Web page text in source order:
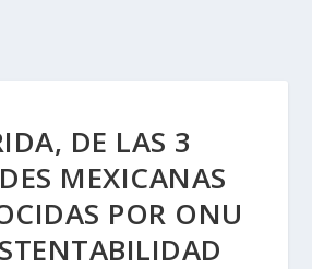
DE LAS 3
MEXICANAS
POR ONU